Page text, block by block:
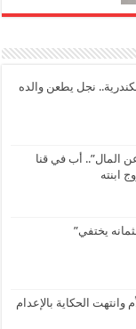
نجل يطعن والده
المال”.. أب في قنا
ابنته
يختفي”
الحكاية بالإعدام